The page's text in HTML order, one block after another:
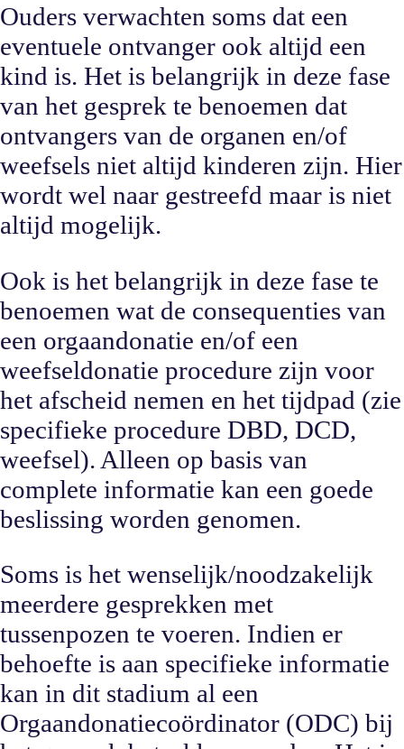
Ouders verwachten soms dat een
eventuele ontvanger ook altijd een
kind is. Het is belangrijk in deze fase
van het gesprek te benoemen dat
ontvangers van de organen en/of
weefsels niet altijd kinderen zijn. Hier
wordt wel naar gestreefd maar is niet
altijd mogelijk.
Ook is het belangrijk in deze fase te
benoemen wat de consequenties van
een orgaandonatie en/of een
weefseldonatie procedure zijn voor
het afscheid nemen en het tijdpad (zie
specifieke procedure DBD, DCD,
weefsel). Alleen op basis van
complete informatie kan een goede
beslissing worden genomen.
Soms is het wenselijk/noodzakelijk
meerdere gesprekken met
tussenpozen te voeren. Indien er
behoefte is aan specifieke informatie
kan in dit stadium al een
Orgaandonatiecoördinator (ODC) bij